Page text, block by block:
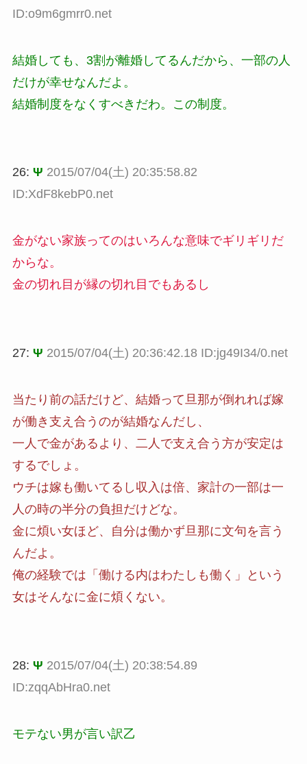
ID:o9m6gmrr0.net
結婚しても、3割が離婚してるんだから、一部の人
だけが幸せなんだよ。
結婚制度をなくすべきだわ。この制度。
26: Ψ 2015/07/04(土) 20:35:58.82
ID:XdF8kebP0.net
金がない家族ってのはいろんな意味でギリギリだ
からな。
金の切れ目が縁の切れ目でもあるし
27: Ψ 2015/07/04(土) 20:36:42.18 ID:jg49I34/0.net
当たり前の話だけど、結婚って旦那が倒れれば嫁
が働き支え合うのが結婚なんだし、
一人で金があるより、二人で支え合う方が安定は
するでしょ。
ウチは嫁も働いてるし収入は倍、家計の一部は一
人の時の半分の負担だけどな。
金に煩い女ほど、自分は働かず旦那に文句を言う
んだよ。
俺の経験では「働ける内はわたしも働く」という
女はそんなに金に煩くない。
28: Ψ 2015/07/04(土) 20:38:54.89
ID:zqqAbHra0.net
モテない男が言い訳乙